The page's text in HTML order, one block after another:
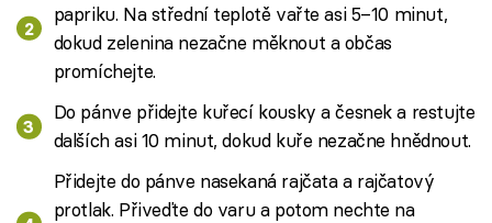
papriku. Na střední teplotě vařte asi 5–10 minut,
dokud zelenina nezačne měknout a občas
promíchejte.
Do pánve přidejte kuřecí kousky a česnek a restujte
dalších asi 10 minut, dokud kuře nezačne hnědnout.
Přidejte do pánve nasekaná rajčata a rajčatový
protlak. Přiveďte do varu a potom nechte na